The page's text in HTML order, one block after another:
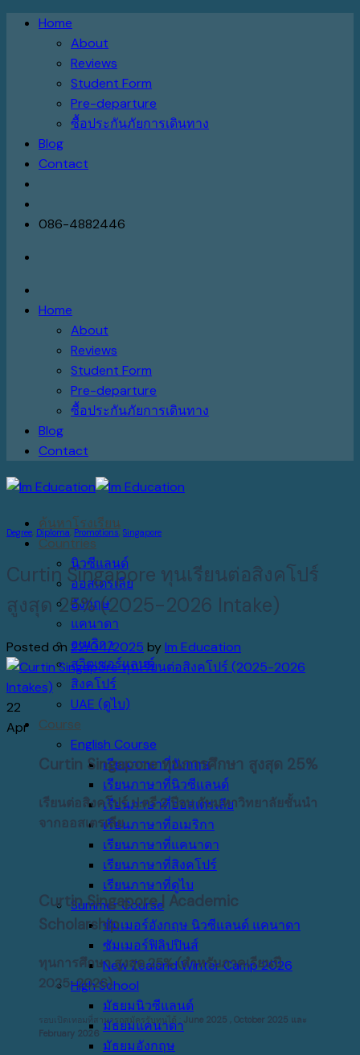
Skip Home
About
Reviews
Student Form
Pre-departure
ซื้อประกันภัยการเดินทาง
Blog
Contact
086-4882446
Home
About
Reviews
Student Form
Pre-departure
ซื้อประกันภัยการเดินทาง
Blog
Contact
ค้นหาโรงเรียน
Countries
นิวซีแลนด์
ออสเตรเลีย
อังกฤษ
แคนาดา
อเมริกา
สวิตเซอร์แลนด์
สิงคโปร์
UAE (ดูไบ)
Course
English Course
เรียนภาษาที่อังกฤษ
เรียนภาษาที่นิวซีแลนด์
เรียนภาษาที่ออสเตรเลีย
เรียนภาษาที่อเมริกา
เรียนภาษาที่แคนาดา
เรียนภาษาที่สิงคโปร์
เรียนภาษาที่ดูไบ
Summer Course
ซัมเมอร์อังกฤษ นิวซีแลนด์ แคนาดา
ซัมเมอร์ฟิลิปปินส์
New Zealand Winter Camp 2026
High School
มัธยมนิวซีแลนด์
มัธยมแคนาดา
มัธยมอังกฤษ
Degree Diploma,Promotions, Singapore
Curtin Singapore ทุนเรียนต่อสิงคโปร์
สูงสุด 25% (2025-2026 Intake)
Posted on 22/04/2025 byIm Education
22
Apr
Curtin Singapore ทุนการศึกษา สูงสุด 25%
เรียนต่อสิงคโปร์ ป.ตรี 2 ปีจบ กับมหาวิทยาลัยชั้นนำ
จากออสเตรเลีย
Curtin Singapore | Academic
Scholarship
ทุนการศึกษา สูงสุด 25%(สำหรับภาคเรียนปี
2025-2026)
รอบเปิดเทอมที่สามารถสมัครรับทุนได้ :
June 2025 , October 2025 และ
February 2026